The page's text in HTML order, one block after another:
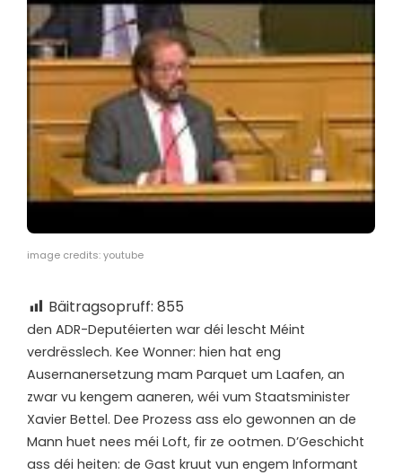
image credits: youtube
Bäitragsopruff: 855
den ADR-Deputéierten war déi lescht Méint
verdrësslech. Kee Wonner: hien hat eng
Ausernanersetzung mam Parquet um Laafen, an
zwar vu kengem aaneren, wéi vum Staatsminister
Xavier Bettel. Dee Prozess ass elo gewonnen an de
Mann huet nees méi Loft, fir ze ootmen. D’Geschicht
ass déi heiten: de Gast kruut vun engem Informant